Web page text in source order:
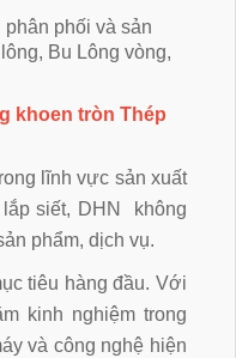
phối và sản
Bu Lông vòng,
khoen tròn Thép
lĩnh vực sản xuất
siết, DHN không
phẩm, dịch vụ.
tiêu hàng đầu. Với
kinh nghiệm trong
và công nghệ hiện